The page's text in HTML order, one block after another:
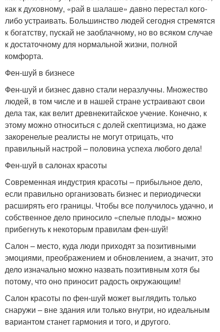
как к духовному, «рай в шалаше» давно перестал кого-
либо устраивать. Большинство людей сегодня стремятся
к богатству, пускай не заоблачному, но во всяком случае
к достаточному для нормальной жизни, полной
комфорта.
Фен-шуй в бизнесе
Фен-шуй и бизнес давно стали неразлучны. Множество
людей, в том числе и в нашей стране устраивают свои
дела так, как велит древнекитайское учение. Конечно, к
этому можно относиться с долей скептицизма, но даже
закоренелые реалисты не могут отрицать, что
правильный настрой – половина успеха любого дела!
Фен-шуй в салонах красоты
Современная индустрия красоты – прибыльное дело,
если правильно организовать бизнес и периодически
расширять его границы. Чтобы все получилось удачно, и
собственное дело приносило «спелые плоды» можно
прибегнуть к некоторым правилам фен-шуй!
Салон – место, куда люди приходят за позитивными
эмоциями, преображением и обновлением, а значит, это
дело изначально можно назвать позитивным хотя бы
потому, что оно приносит радость окружающим!
Салон красоты по фен-шуй может выглядить только
снаружи – вне здания или только внутри, но идеальным
вариантом станет гармония и того, и другого.